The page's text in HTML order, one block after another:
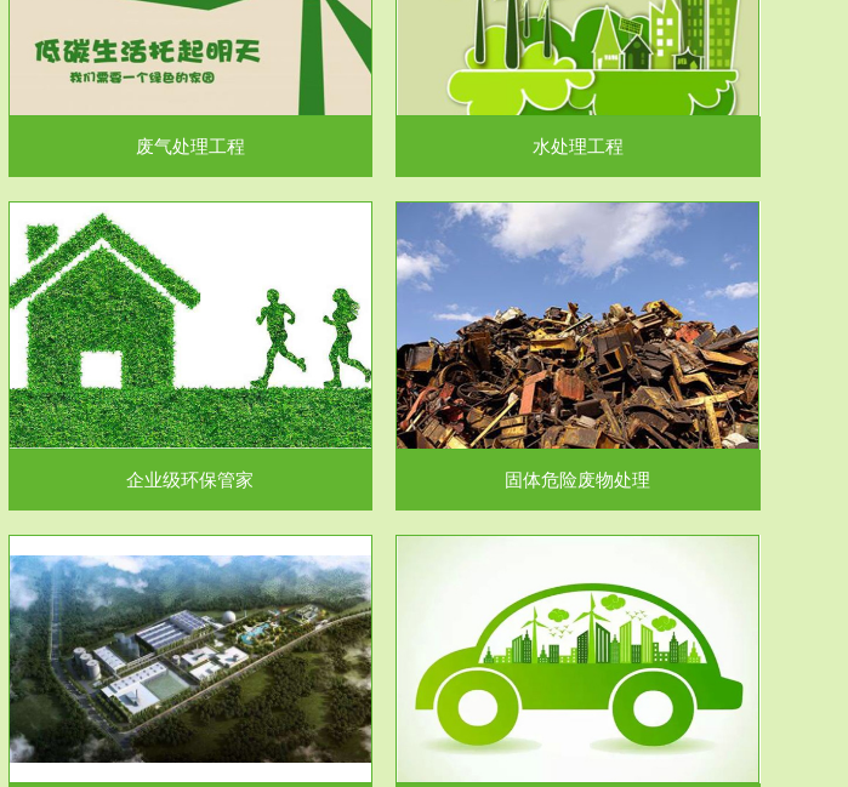
废气处理工程
水处理工程
水处理工程
企业级环保管家
服务范围
固体危险废物处理
固体废物解释：固体废物是指人们在生产建设、
日常生活和其他活动中...
固体危险废物处理
服务范围
工作场所职业危害因素检测与评价...
【检测评价意义】：全面了解工作场所职业病危
害因素分布与浓（强）度...